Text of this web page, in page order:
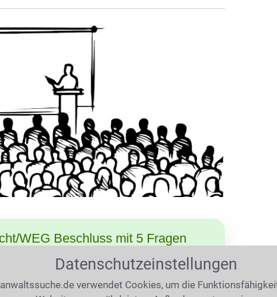
WEG Beschluss mit 5 Fragen
fassen? (WEG Beschluss)
Datenschutzeinstellungen
anwaltssuche.de verwendet Cookies, um die